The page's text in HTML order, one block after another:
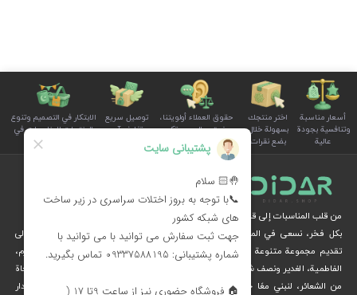
أسعار مناسبة
وتنافسية بجودة
عالية
اختر منتجك
بسهولة خلال
بضع نقرات
حقوق العملاء أولويتنا،
ونستمع إلى صوتكم
بوضوح واهتمام
توصيل سريع
وتغليف آمن
الابتكار في التصميم وتنوع
المنتجات للمناسبات في
سلة الأسرة
من قلب المناسبات إلى قلوب الناس
بكل فخر، نسعى في المجموعة الثقافية ديدار، من خلال الإبداع والرؤية الثقافية، إلى
تقديم مجموعة متنوعة من المنتجات الخاصة بالمناسبات الوطنية والدينية، مثل محرم،
الفاطمية، الغدير ونصف شعبان، عبر متجرنا الإلكتروني.
نُهديكم هدايا فريدة وزينة مستوحاة
من الشعائر، لنبني معًا جسرًا جميلاً بين التقاليد والفن والحياة المعاصرة. متجر ديدار